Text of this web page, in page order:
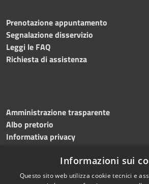
Prenotazione appuntamento
Segnalazione disservizio
Leggi le FAQ
Richiesta di assistenza
Amministrazione trasparente
Albo pretorio
Informativa privacy
Dichiarazione di accessibilità
Informazioni sui
Questo sito web utilizza cookie tecnici e